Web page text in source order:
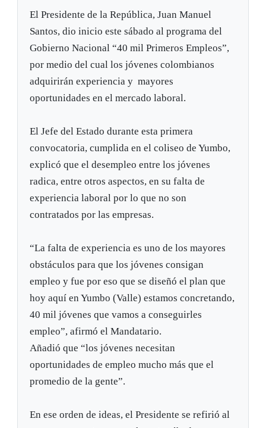
El Presidente de la República, Juan Manuel
Santos, dio inicio este sábado al programa del
Gobierno Nacional “40 mil Primeros Empleos”,
por medio del cual los jóvenes colombianos
adquirirán experiencia y mayores
oportunidades en el mercado laboral.
El Jefe del Estado durante esta primera
convocatoria, cumplida en el coliseo de Yumbo,
explicó que el desempleo entre los jóvenes
radica, entre otros aspectos, en su falta de
experiencia laboral por lo que no son
contratados por las empresas.
“La falta de experiencia es uno de los mayores
obstáculos para que los jóvenes consigan
empleo y fue por eso que se diseñó el plan que
hoy aquí en Yumbo (Valle) estamos concretando,
40 mil jóvenes que vamos a conseguirles
empleo”, afirmó el Mandatario.
Añadió que “los jóvenes necesitan
oportunidades de empleo mucho más que el
promedio de la gente”.
En ese orden de ideas, el Presidente se refirió al